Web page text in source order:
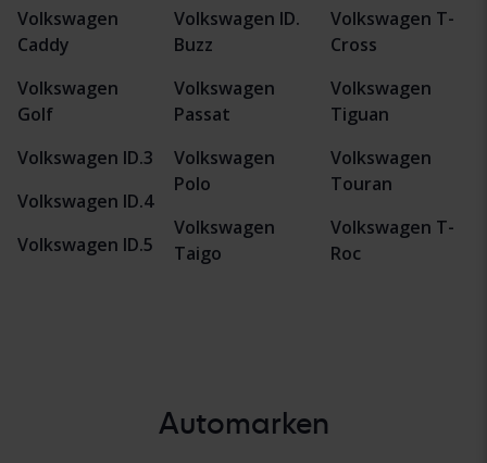
Volkswagen
Caddy
Volkswagen
Golf
Volkswagen ID.3
Volkswagen ID.4
Volkswagen ID.5
Volkswagen ID.
Buzz
Volkswagen
Passat
Volkswagen
Polo
Volkswagen
Taigo
Volkswagen T-
Cross
Volkswagen
Tiguan
Volkswagen
Touran
Volkswagen T-
Roc
Automarken